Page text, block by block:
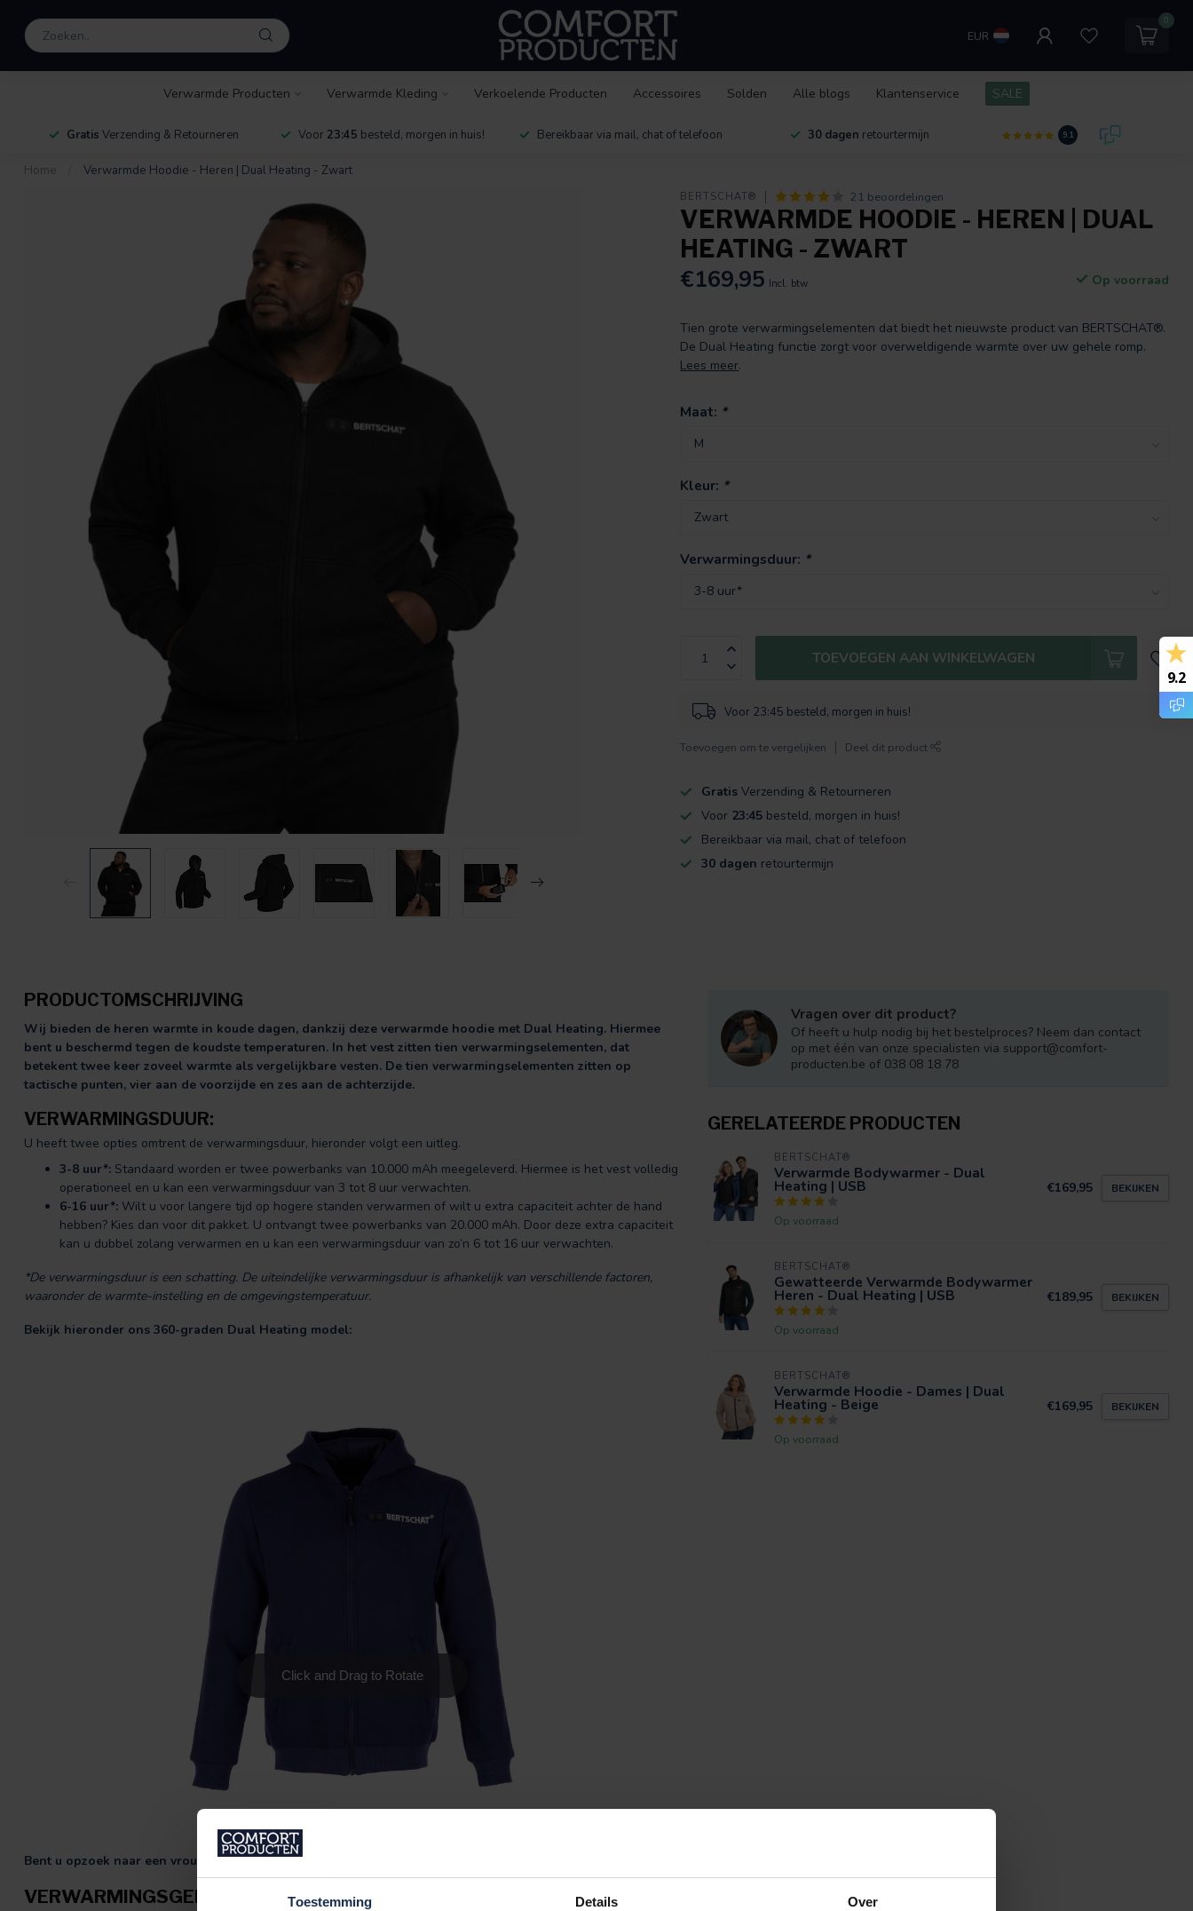
Toestemming Details Over
EUR
0
Verwarmde Producten Verwarmde Kleding Verkoelende Producten Accessoires Solden Alle blogs Klantenservice SALE
Gratis Verzending & Retourneren Voor 23:45 besteld, morgen in huis! Bereikbaar via mail, chat of telefoon 30 dagen retourtermijn 9.1
Home Verwarmde Hoodie - Heren | Dual Heating - Zwart
BERTSCHAT® 21 beoordelingen
VERWARMDE HOODIE - HEREN | DUAL
HEATING - ZWART
€169,95 Incl. btw Op voorraad
Tien grote verwarmingselementen dat biedt het nieuwste product van BERTSCHAT®.
De Dual Heating functie zorgt voor overweldigende warmte over uw gehele romp.
Lees meer.
Maat: *
Kleur: *
Verwarmingsduur: *
TOEVOEGEN AAN WINKELWAGEN
Voor 23:45 besteld, morgen in huis!
Toevoegen om te vergelijken Deel dit product
Gratis Verzending & Retourneren
Voor 23:45 besteld, morgen in huis!
Bereikbaar via mail, chat of telefoon
30 dagen retourtermijn
PRODUCTOMSCHRIJVING
Wij bieden de heren warmte in koude dagen, dankzij deze verwarmde hoodie met Dual Heating. Hiermee
bent u beschermd tegen de koudste temperaturen. In het vest zitten tien verwarmingselementen, dat
betekent twee keer zoveel warmte als vergelijkbare vesten. De tien verwarmingselementen zitten op
tactische punten, vier aan de voorzijde en zes aan de achterzijde.
VERWARMINGSDUUR:
U heeft twee opties omtrent de verwarmingsduur, hieronder volgt een uitleg.
3-8 uur*: Standaard worden er twee powerbanks van 10.000 mAh meegeleverd. Hiermee is het vest volledig
operationeel en u kan een verwarmingsduur van 3 tot 8 uur verwachten.
6-16 uur*: Wilt u voor langere tijd op hogere standen verwarmen of wilt u extra capaciteit achter de hand
hebben? Kies dan voor dit pakket. U ontvangt twee powerbanks van 20.000 mAh. Door deze extra capaciteit
kan u dubbel zolang verwarmen en u kan een verwarmingsduur van zo’n 6 tot 16 uur verwachten.
*De verwarmingsduur is een schatting. De uiteindelijke verwarmingsduur is afhankelijk van verschillende factoren,
waaronder de warmte-instelling en de omgevingstemperatuur.
Bekijk hieronder ons 360-graden Dual Heating model:
Bent u opzoek naar een vrouwen model?Bekijk dan onze categoriepagina:
VERWARMINGSGEBIEDEN
Vragen over dit product?
Of heeft u hulp nodig bij het bestelproces? Neem dan contact
op met één van onze specialisten via support@comfort-
producten.be of 038 08 18 78
GERELATEERDE PRODUCTEN
BERTSCHAT®
Verwarmde Bodywarmer - Dual
Heating | USB
Op voorraad
€169,95 BEKIJKEN
BERTSCHAT®
Gewatteerde Verwarmde Bodywarmer
Heren - Dual Heating | USB
Op voorraad
€189,95 BEKIJKEN
BERTSCHAT®
Verwarmde Hoodie - Dames | Dual
Heating - Beige
Op voorraad
€169,95 BEKIJKEN
9.2